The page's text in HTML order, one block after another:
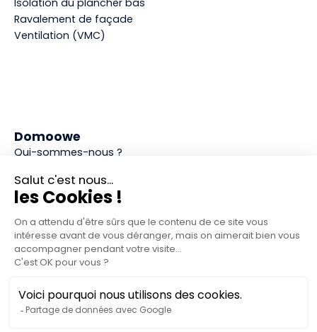
Domoowe
Qui-sommes-nous ?
Guides & Conseils
Recrutement
Contact
Isolation du plancher bas
Ravalement de façade
Ventilation (VMC)